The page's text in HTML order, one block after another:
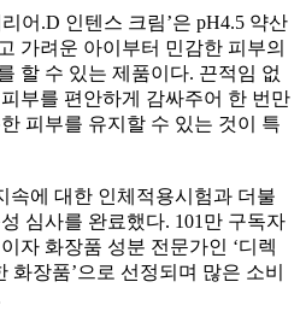
어 .D 인텐스 크림’은 pH4.5 약산
가려운 아이부터 민감한 피부의
할 수 있는 제품이다. 끈적임 없
부를 편안하게 감싸주어 한 번만
한 피부를 유지할 수 있는 것이 특
속에 대한 인체적용시험과 더불
심사를 완료했다. 101 만 구독자
자 화장품 성분 전문가인 ‘디렉
화장품’으로 선정되며 많은 소비